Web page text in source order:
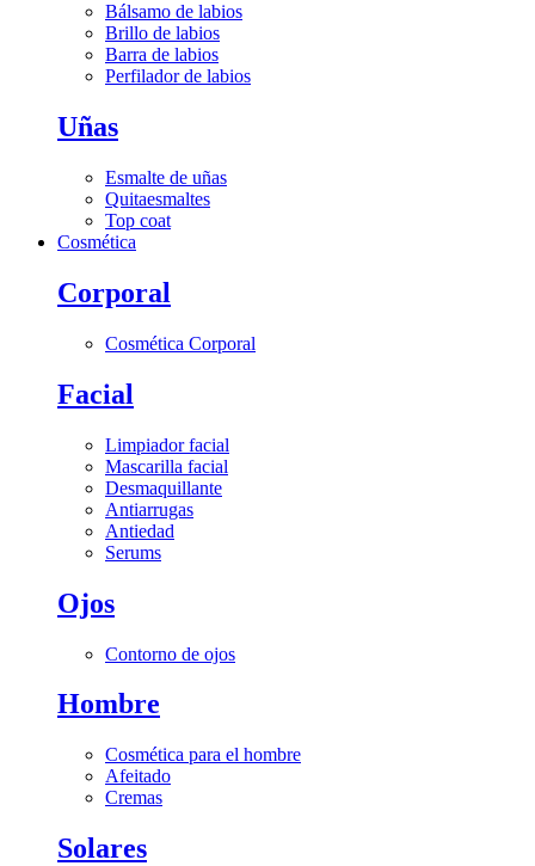
Bálsamo de labios
Brillo de labios
Barra de labios
Perfilador de labios
Uñas
Esmalte de uñas
Quitaesmaltes
Top coat
Cosmética
Corporal
Cosmética Corporal
Facial
Limpiador facial
Mascarilla facial
Desmaquillante
Antiarrugas
Antiedad
Serums
Ojos
Contorno de ojos
Hombre
Cosmética para el hombre
Afeitado
Cremas
Solares